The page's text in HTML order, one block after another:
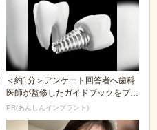
＜約1分＞アンケート回答者へ歯科
医師が監修したガイドブックをプレ
ゼント。65歳以...
PR(あんしんインプラント)